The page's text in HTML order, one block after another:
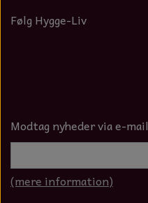
Følg Hygge-Liv
Modtag nyheder via e-mail
(mere information)